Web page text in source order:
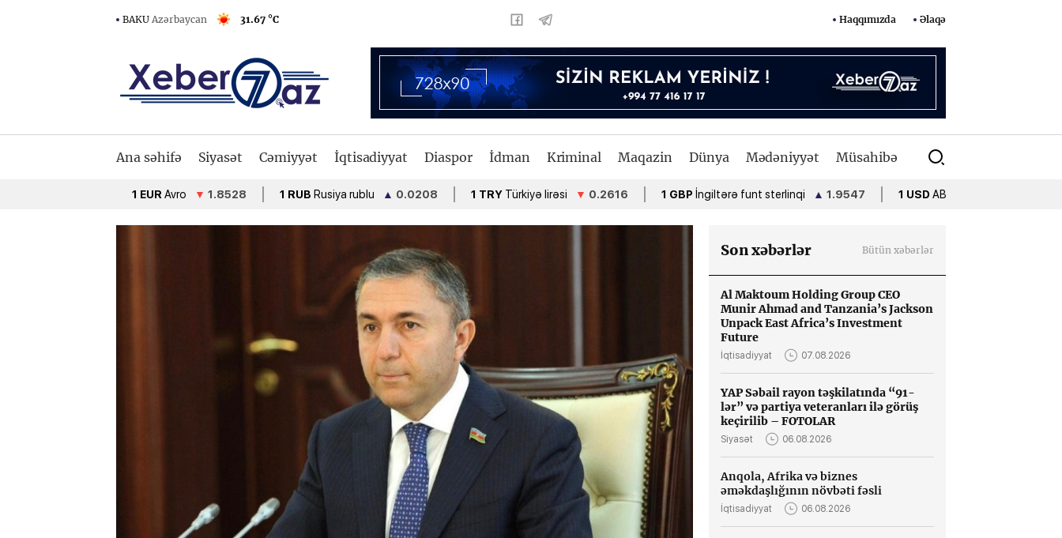
BAKU Azərbaycan 31.67 °C Haqqımızda Əlaqə
Ana səhifə Siyasət Cəmiyyət İqtisadiyyat Diaspor İdman Kriminal Maqazin Dünya Mədəniyyət Müsahibə
Avro ▼1.8528 1 RUB Rusiya rublu ▲0.0208 1 TRY Türkiyə lirəsi ▼0.2616 1 GBP İngiltərə funt sterlinqi ▲1.9547 1 USD ABŞ dolları
Son xəbərlər Bütün xəbərlər
Al Maktoum Holding Group CEO
Munir Ahmad and Tanzania’s Jackson
Unpack East Africa’s Investment
Future
İqtisadiyyat 07.08.2026
YAP Səbail rayon təşkilatında “91-
lər” və partiya veteranları ilə görüş
keçirilib – FOTOLAR
Siyasət 06.08.2026
Anqola, Afrika və biznes
əməkdaşlığının növbəti fəsli
İqtisadiyyat 06.08.2026